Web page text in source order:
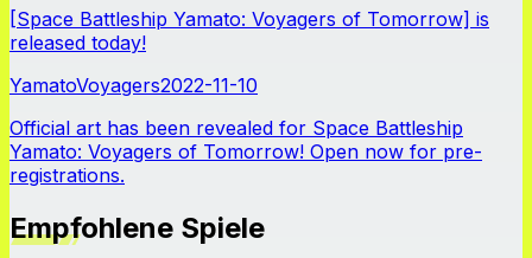
[Space Battleship Yamato: Voyagers of Tomorrow] is
released today!
YamatoVoyagers2022-11-10
Official art has been revealed for Space Battleship
Yamato: Voyagers of Tomorrow! Open now for pre-
registrations.
Empfohlene Spiele